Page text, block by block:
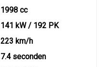
1998 cc
141 kW / 192 PK
223 km/h
7.4 seconden